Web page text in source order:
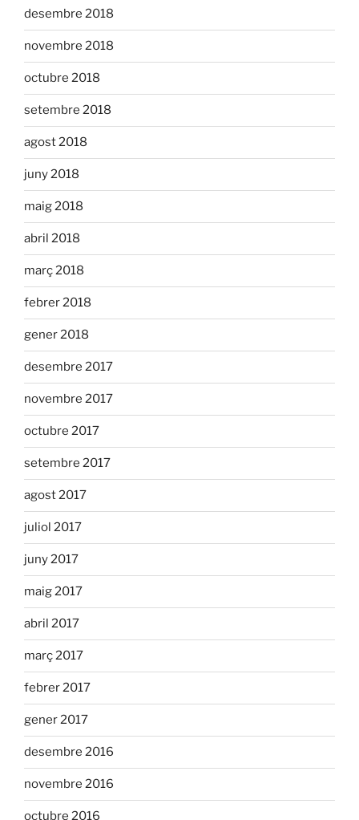
desembre 2018
novembre 2018
octubre 2018
setembre 2018
agost 2018
juny 2018
maig 2018
abril 2018
març 2018
febrer 2018
gener 2018
desembre 2017
novembre 2017
octubre 2017
setembre 2017
agost 2017
juliol 2017
juny 2017
maig 2017
abril 2017
març 2017
febrer 2017
gener 2017
desembre 2016
novembre 2016
octubre 2016